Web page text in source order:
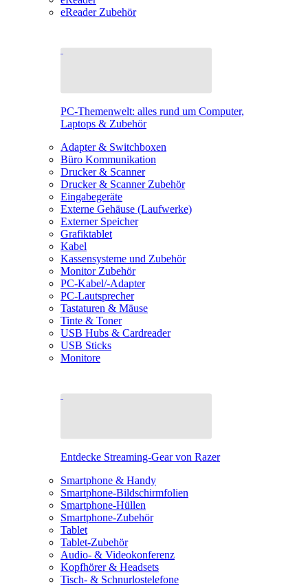
eReader Zubehör
PC-Themenwelt: alles rund um Computer,
Laptops & Zubehör
Adapter & Switchboxen
Büro Kommunikation
Drucker & Scanner
Drucker & Scanner Zubehör
Eingabegeräte
Externe Gehäuse (Laufwerke)
Externer Speicher
Grafiktablet
Kabel
Kassensysteme und Zubehör
Monitor Zubehör
PC-Kabel/-Adapter
PC-Lautsprecher
Tastaturen & Mäuse
Tinte & Toner
USB Hubs & Cardreader
USB Sticks
Monitore
Entdecke Streaming-Gear von Razer
Smartphone & Handy
Smartphone-Bildschirmfolien
Smartphone-Hüllen
Smartphone-Zubehör
Tablet
Tablet-Zubehör
Audio- & Videokonferenz
Kopfhörer & Headsets
Tisch- & Schnurlostelefone